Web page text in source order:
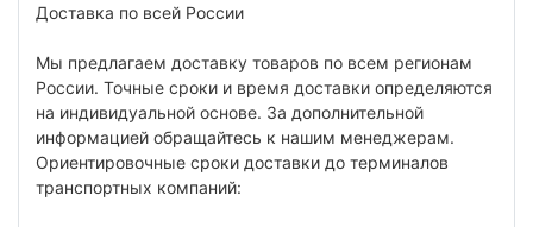
Доставка по всей России
Мы предлагаем доставку товаров по всем регионам
России. Точные сроки и время доставки определяются
на индивидуальной основе. За дополнительной
информацией обращайтесь к нашим менеджерам.
Ориентировочные сроки доставки до терминалов
транспортных компаний: